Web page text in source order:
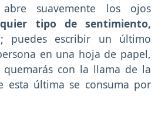
suavemente los ojos
tipo de sentimiento,
puedes escribir un último
en una hoja de papel,
quemarás con la llama de la
esta última se consuma por